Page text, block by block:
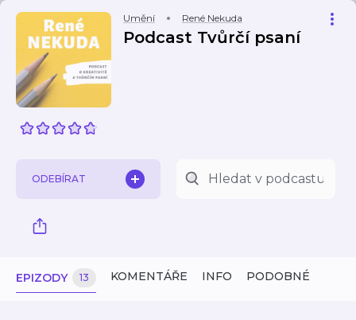
Umění René Nekuda
Podcast Tvůrčí psaní
ODEBÍRAT
EPIZODY 13 KOMENTÁŘE INFO PODOBNÉ